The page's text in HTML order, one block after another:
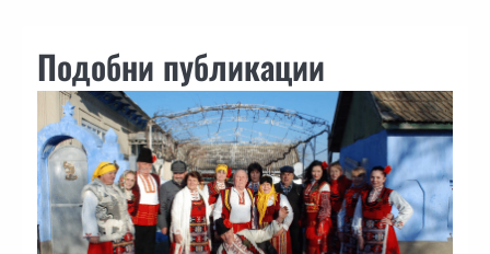
Подобни публикации